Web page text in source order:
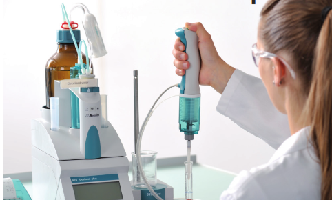
Máy cất nước một lần 7.5L/giờ CWS-8
DAIHAN DH.WatS8002
Hotline: 0986.817.366 Mr.Việt
Máy cất nước một lần 3.5L/giờ CWS-4
DAIHAN DH.WatS8001
Hotline: 0986.817.366 Mr.Việt